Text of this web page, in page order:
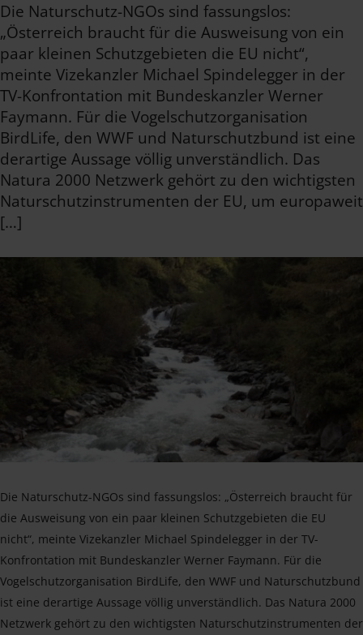
Die Naturschutz-NGOs sind fassungslos:
„Österreich braucht für die Ausweisung von ein
paar kleinen Schutzgebieten die EU nicht“,
meinte Vizekanzler Michael Spindelegger in der
TV-Konfrontation mit Bundeskanzler Werner
Faymann. Für die Vogelschutzorganisation
BirdLife, den WWF und Naturschutzbund ist eine
derartige Aussage völlig unverständlich. Das
Natura 2000 Netzwerk gehört zu den wichtigsten
Naturschutzinstrumenten der EU, um europaweit
[…]
Die Naturschutz-NGOs sind fassungslos: „Österreich braucht für
die Ausweisung von ein paar kleinen Schutzgebieten die EU
nicht“, meinte Vizekanzler Michael Spindelegger in der TV-
Konfrontation mit Bundeskanzler Werner Faymann. Für die
Vogelschutzorganisation BirdLife, den WWF und Naturschutzbund
ist eine derartige Aussage völlig unverständlich. Das Natura 2000
Netzwerk gehört zu den wichtigsten Naturschutzinstrumenten der